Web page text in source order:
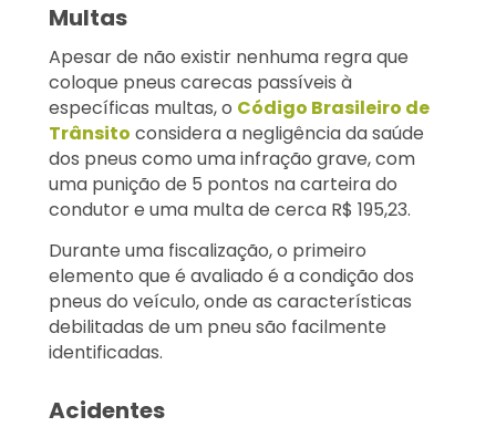
Multas
Apesar de não existir nenhuma regra que
coloque pneus carecas passíveis à
específicas multas, o Código Brasileiro de
Trânsito considera a negligência da saúde
dos pneus como uma infração grave, com
uma punição de 5 pontos na carteira do
condutor e uma multa de cerca R$ 195,23.
Durante uma fiscalização, o primeiro
elemento que é avaliado é a condição dos
pneus do veículo, onde as características
debilitadas de um pneu são facilmente
identificadas.
Acidentes